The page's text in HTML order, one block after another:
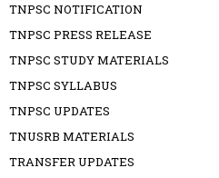
TNPSC NOTIFICATION
TNPSC PRESS RELEASE
TNPSC STUDY MATERIALS
TNPSC SYLLABUS
TNPSC UPDATES
TNUSRB MATERIALS
TRANSFER UPDATES